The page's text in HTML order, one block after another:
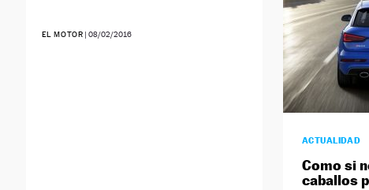
EL MOTOR |08/02/2016
ACTUALIDAD
Como si
caballos